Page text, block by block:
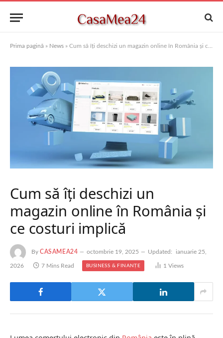
Prima pagină » News » Cum să îți deschizi un magazin online în România și ce costuri implică
Cum să îți deschizi un
magazin online în România și
ce costuri implică
By CASAMEA24 octombrie 19, 2025 Updated: ianuarie 25,
2026 7 Mins Read BUSINESS & FINANȚE 1Views